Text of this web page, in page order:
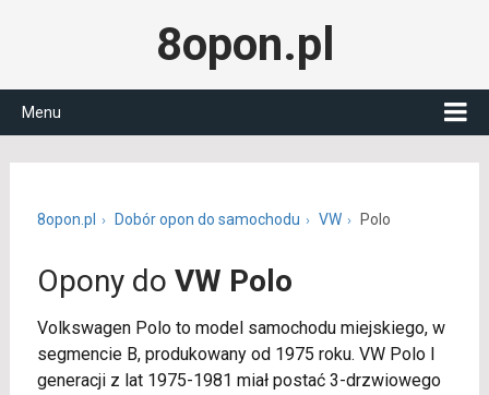
8opon.pl
Menu
8opon.pl Dobór opon do samochodu VW Polo
Opony do VW Polo
Volkswagen Polo to model samochodu miejskiego, w
segmencie B, produkowany od 1975 roku. VW Polo I
generacji z lat 1975-1981 miał postać 3-drzwiowego